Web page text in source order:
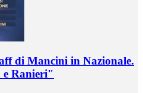
di Mancini in Nazionale.
Ranieri"